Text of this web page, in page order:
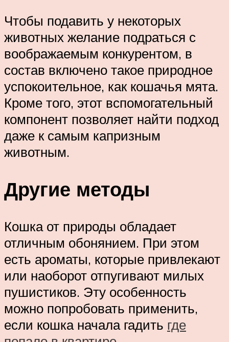
Чтобы подавить у некоторых
животных желание подраться с
воображаемым конкурентом, в
состав включено такое природное
успокоительное, как кошачья мята.
Кроме того, этот вспомогательный
компонент позволяет найти подход
даже к самым капризным
животным.
Другие методы
Кошка от природы обладает
отличным обонянием. При этом
есть ароматы, которые привлекают
или наоборот отпугивают милых
пушистиков. Эту особенность
можно попробовать применить,
если кошка начала гадить где